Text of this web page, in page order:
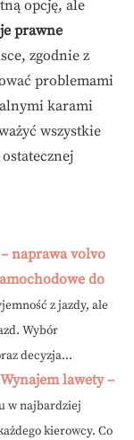
opcję, ale
prawne
zgodnie z
problemami
karami
wszystkie
naprawa volvo
do
z jazdy, ale
Wybór
decyzja...
lawety –
w najbardziej
kierowcy. Co